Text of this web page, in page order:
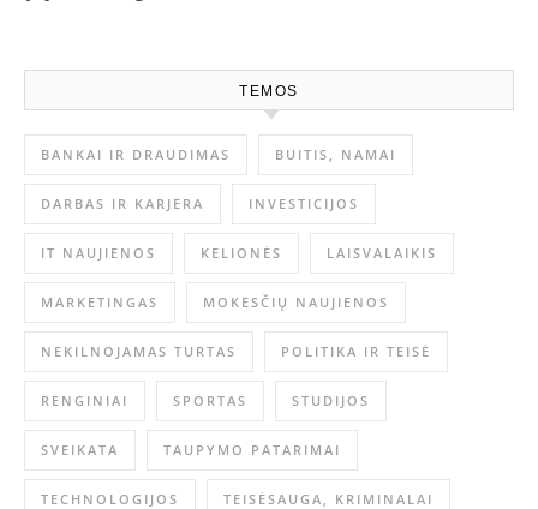
TEMOS
BANKAI IR DRAUDIMAS BUITIS, NAMAI
DARBAS IR KARJERA INVESTICIJOS
IT NAUJIENOS KELIONĖS LAISVALAIKIS
MARKETINGAS MOKESČIŲ NAUJIENOS
NEKILNOJAMAS TURTAS POLITIKA IR TEISĖ
RENGINIAI SPORTAS STUDIJOS
SVEIKATA TAUPYMO PATARIMAI
TECHNOLOGIJOS TEISĖSAUGA, KRIMINALAI